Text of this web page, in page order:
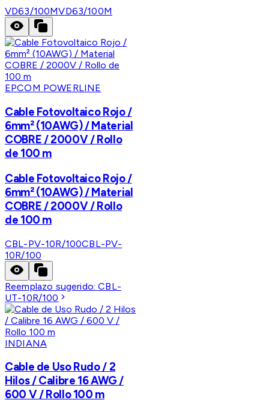
VD63/100MVD63/100M
EPCOM POWERLINE
Cable Fotovoltaico Rojo /
6mm² (10AWG) / Material
COBRE / 2000V / Rollo
de 100 m
Cable Fotovoltaico Rojo /
6mm² (10AWG) / Material
COBRE / 2000V / Rollo
de 100 m
CBL-PV-10R/100CBL-PV-
10R/100
Reemplazo sugerido:CBL-
UT-10R/100
INDIANA
Cable de Uso Rudo / 2
Hilos / Calibre 16 AWG /
600 V / Rollo 100 m